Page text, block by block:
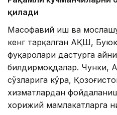
қилади
Масофавий иш ва
кенг тарқалган АҚШ,
фуқаролари дастурга
билдирмоқдалар. Чунки,
сўзларига кўра,
хизматлардан
хорижий мамлакатларга